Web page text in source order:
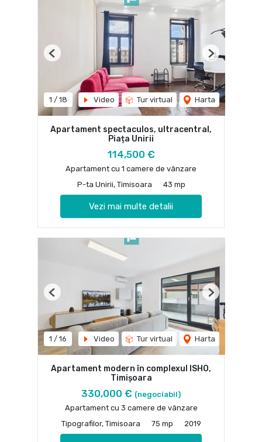
1 / 18 Video Tur virtual Harta
Previous Next
Apartament spectaculos, ultracentral,
Piața Unirii
114,500 €
Apartament cu 1 camere de vânzare
P-ta Unirii, Timisoara
43 mp
Vezi mai multe detalii
1 / 16 Video Tur virtual Harta
Previous Next
Apartament modern în complexul ISHO,
Timișoara
330,000 € (negociabil)
Apartament cu 3 camere de vânzare
Tipografilor, Timisoara
75 mp 2019